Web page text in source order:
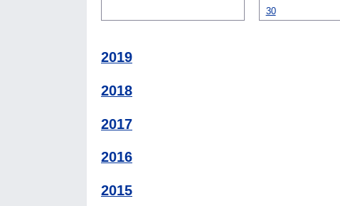
30
2019
2018
2017
2016
2015